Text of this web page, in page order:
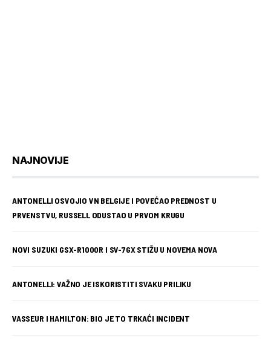
NAJNOVIJE
ANTONELLI OSVOJIO VN BELGIJE I POVEĆAO PREDNOST U
PRVENSTVU, RUSSELL ODUSTAO U PRVOM KRUGU
NOVI SUZUKI GSX-R1000R I SV-7GX STIŽU U NOVEMA NOVA
ANTONELLI: VAŽNO JE ISKORISTITI SVAKU PRILIKU
VASSEUR I HAMILTON: BIO JE TO TRKAĆI INCIDENT